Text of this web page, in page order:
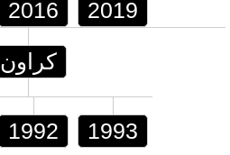
2016 2019
كراون
1992 1993